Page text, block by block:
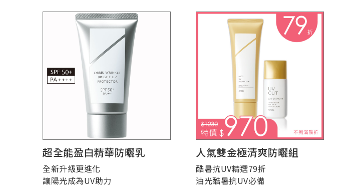
超全能盈白精華防曬乳
全新升級更進化
讓陽光成為UV助力
人氣雙金極清爽防曬組
酷暑抗UV精選79折
油光酷暑抗UV必備